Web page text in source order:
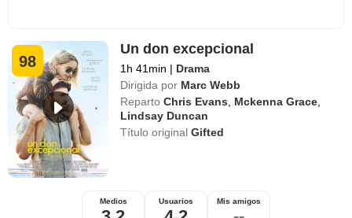
98
Un don excepcional
1h 41min | Drama
Dirigida por Marc Webb
Reparto Chris Evans Mckenna Grace
Lindsay Duncan
Título originalGifted
Medios Usuarios Mis amigos